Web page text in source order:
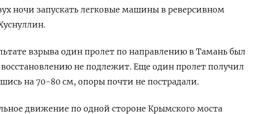
ночи запускать легковые машины в реверсивном
взрыва один пролет по направлению в Тамань был
не подлежит. Еще один пролет получил
на 70-80 см, опоры почти не пострадали.
движение по одной стороне Крымского моста